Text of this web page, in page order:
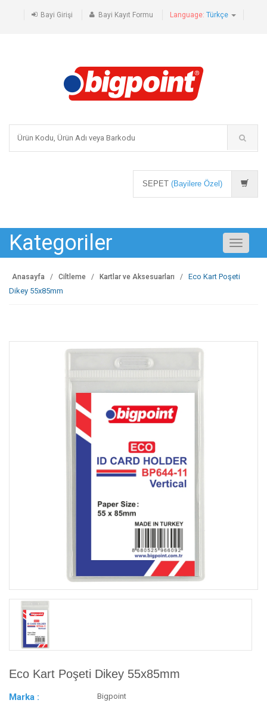
Bayi Girişi Bayi Kayıt Formu Language: Türkçe
SEPET (Bayilere Özel)
Kategoriler
Toggle
Anasayfa Ciltleme Kartlar ve Aksesuarları
Eco Kart Poşeti
Dikey 55x85mm
Eco Kart Poşeti Dikey 55x85mm
Marka : Bigpoint